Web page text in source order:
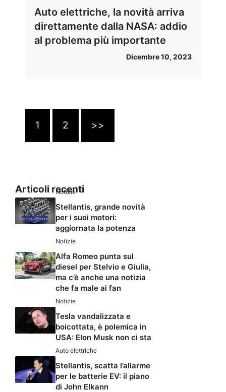
Auto elettriche, la novità arriva
direttamente dalla NASA: addio
al problema più importante
Dicembre 10, 2023
1 2 >>
Articoli recenti
Notizie
Stellantis, grande novità
per i suoi motori:
aggiornata la potenza
Notizie
Alfa Romeo punta sul
diesel per Stelvio e Giulia,
ma c’è anche una notizia
che fa male ai fan
Notizie
Tesla vandalizzata e
boicottata, è polemica in
USA: Elon Musk non ci sta
Auto elettriche
Stellantis, scatta l’allarme
per le batterie EV: il piano
di John Elkann